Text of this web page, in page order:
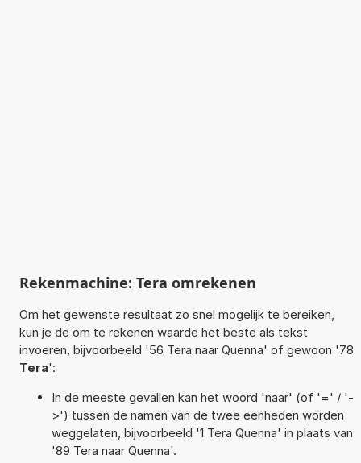
Rekenmachine: Tera omrekenen
Om het gewenste resultaat zo snel mogelijk te bereiken,
kun je de om te rekenen waarde het beste als tekst
invoeren, bijvoorbeeld '56 Tera naar Quenna' of gewoon '78
Tera':
In de meeste gevallen kan het woord 'naar' (of '=' / '-
>') tussen de namen van de twee eenheden worden
weggelaten, bijvoorbeeld '1 Tera Quenna' in plaats van
'89 Tera naar Quenna'.